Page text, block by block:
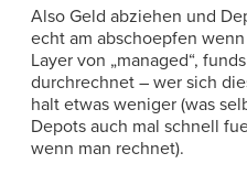
Also Geld abziehen und
echt am abschoepfen
Layer von „managed“,
durchrechnet – wer sich
halt etwas weniger (was
Depots auch mal schnell
wenn man rechnet).